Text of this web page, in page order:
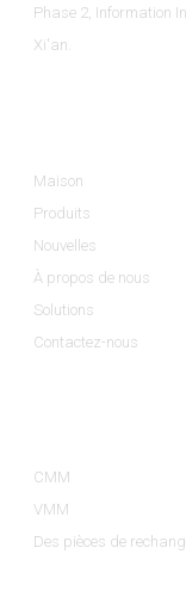
Phase 2, Information
Xi'an.
Maison
Produits
Nouvelles
À propos de nous
Solutions
Contactez-nous
CMM
VMM
Des pièces de